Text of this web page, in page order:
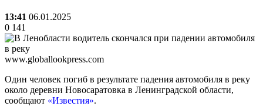
13:41 06.01.2025
0 141
www.globallookpress.com
Один человек погиб в результате падения автомобиля в реку
около деревни Новосаратовка в Ленинградской области,
сообщают «Известия».